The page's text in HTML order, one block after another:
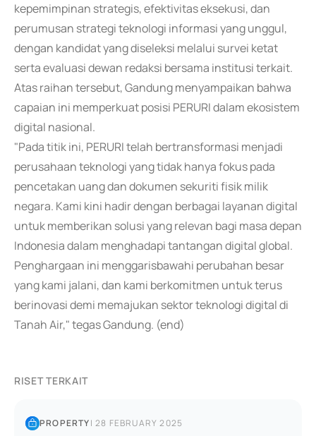
kepemimpinan strategis, efektivitas eksekusi, dan
perumusan strategi teknologi informasi yang unggul,
dengan kandidat yang diseleksi melalui survei ketat
serta evaluasi dewan redaksi bersama institusi terkait.
Atas raihan tersebut, Gandung menyampaikan bahwa
capaian ini memperkuat posisi PERURI dalam ekosistem
digital nasional.
"Pada titik ini, PERURI telah bertransformasi menjadi
perusahaan teknologi yang tidak hanya fokus pada
pencetakan uang dan dokumen sekuriti fisik milik
negara. Kami kini hadir dengan berbagai layanan digital
untuk memberikan solusi yang relevan bagi masa depan
Indonesia dalam menghadapi tantangan digital global.
Penghargaan ini menggarisbawahi perubahan besar
yang kami jalani, dan kami berkomitmen untuk terus
berinovasi demi memajukan sektor teknologi digital di
Tanah Air," tegas Gandung. (end)
RISET TERKAIT
PROPERTY|28 FEBRUARY 2025